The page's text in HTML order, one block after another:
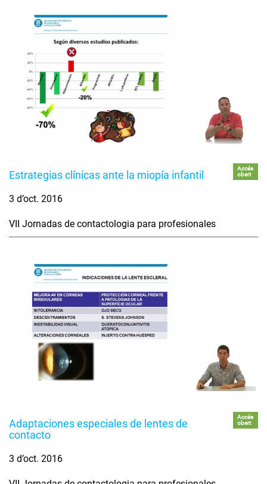
Estrategias clínicas ante la miopía infantil
Accés
obert
3 d’oct. 2016
VII Jornadas de contactologia para profesionales
Adaptaciones especiales de lentes de
contacto
Accés
obert
3 d’oct. 2016